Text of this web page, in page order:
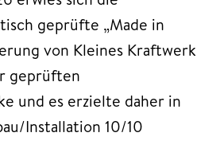
geprüfte „Made in
von Kleines Kraftwerk
geprüften
und es erzielte daher in
Installation 10/10